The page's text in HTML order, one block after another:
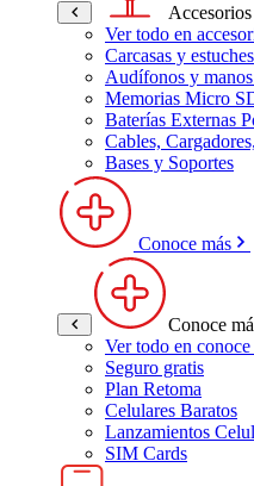
Ver todo en
Carcasas y estuches
Audífonos y
Memorias Micro
Baterías Externas
Cables,
Bases y Soportes
Conoce más
Conoce
Ver todo en conoce
Seguro gratis
Plan Retoma
Celulares Baratos
Lanzamientos
SIM Cards